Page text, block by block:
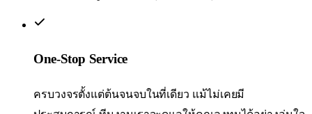
One-Stop Service
ครบวงจรตั้งแต่ต้นจนจบในที่เดียว แม้ไม่เคยมี